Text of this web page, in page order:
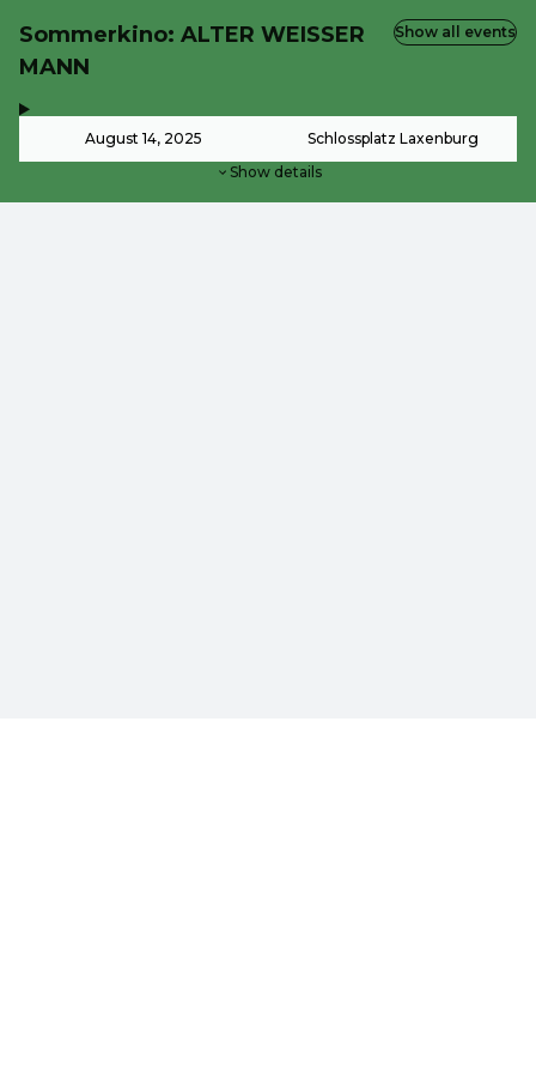
Sommerkino: ALTER WEISSER
MANN
August 14, 2025 Schlossplatz Laxenburg
Show details
Show all events